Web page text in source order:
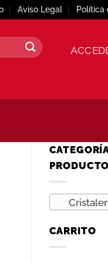
Aviso Legal Política
CARRITO